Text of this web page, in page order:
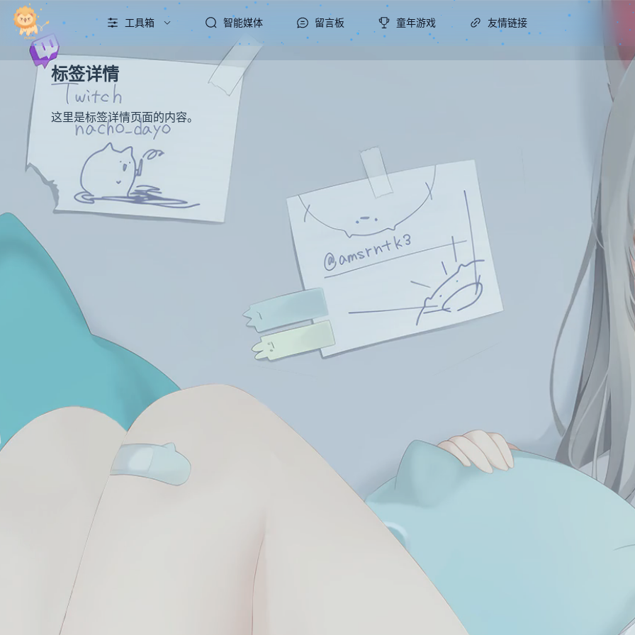
工具箱 智能媒体 留言板 童年游戏 友情链接
标签详情
这里是标签详情页面的内容。